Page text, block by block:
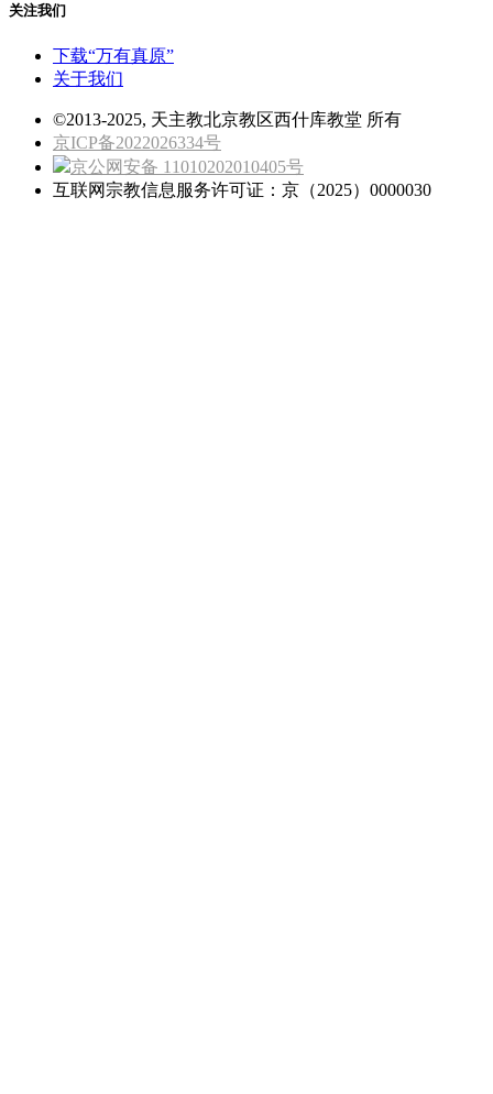
关注我们
下载“万有真原”
关于我们
©2013-2025, 天主教北京教区西什库教堂 所有
京ICP备2022026334号
京公网安备 11010202010405号
互联网宗教信息服务许可证：京（2025）0000030